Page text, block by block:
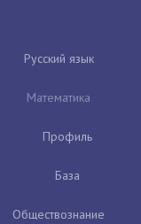
Русский язык
Математика
Профиль
База
Обществознание